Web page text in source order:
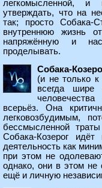
легкомысленной, и
утверждать, что на
так; просто Собака-
внутреннюю жизнь
напряжённую и
проделывать.
Собака-
(и не только
всегда шире
всерьёз. Она
легковозбудимым,
бессмысленной
Собака-Козерог идёт
деятельность как
при этом не
однако, они в этом не
ещё и личную